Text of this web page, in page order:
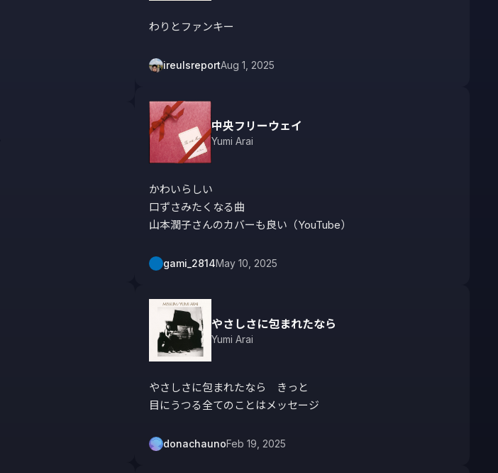
わりとファンキー
ireulsreportAug 1, 2025
中央フリーウェイ
Yumi Arai
かわいらしい
口ずさみたくなる曲
山本潤子さんのカバーも良い（YouTube）
gami_2814May 10, 2025
やさしさに包まれたなら
Yumi Arai
やさしさに包まれたなら　きっと
目にうつる全てのことはメッセージ
donachaunoFeb 19, 2025